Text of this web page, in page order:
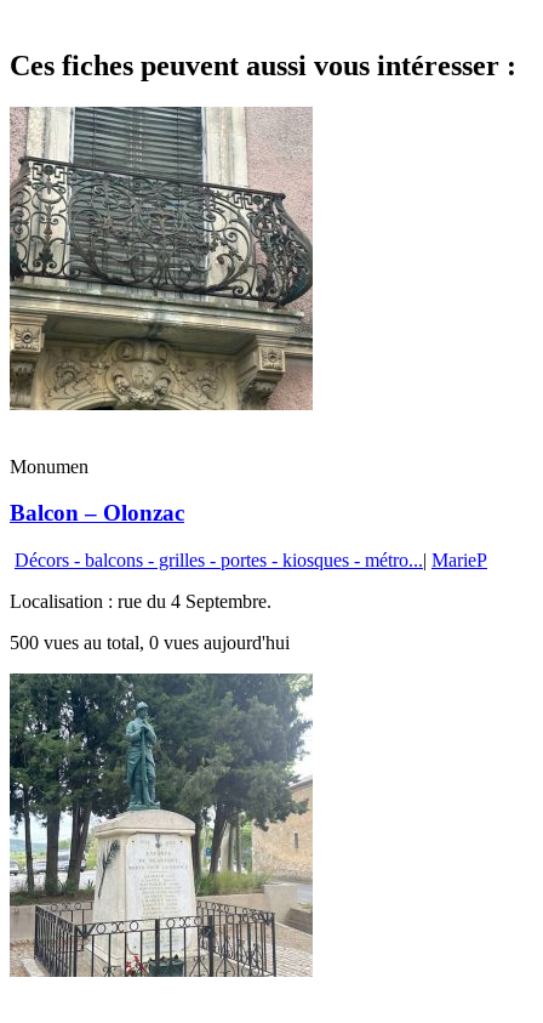
Ces fiches peuvent aussi vous intéresser :
Monumen
Balcon – Olonzac
Décors - balcons - grilles - portes - kiosques - métro...| MarieP
Localisation : rue du 4 Septembre.
500 vues au total, 0 vues aujourd'hui